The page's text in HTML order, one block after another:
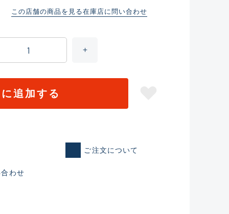
れた未使用
ものも含む
この店舗の商品を見る在庫店に問い合わせ
追加する
ご注文について
わせ